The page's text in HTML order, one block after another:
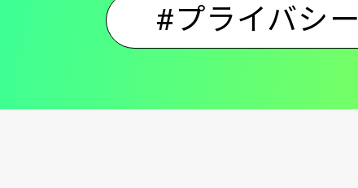
#プライバシー